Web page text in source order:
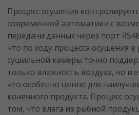
Процесс осушения
современной автоматики с
передачи данных через порт
что по ходу процесса осушения
сушильной камеры точно
только влажность воздуха, но и
что особенно ценно для
конечного продукта. Процесс
том, что влага из рыбной